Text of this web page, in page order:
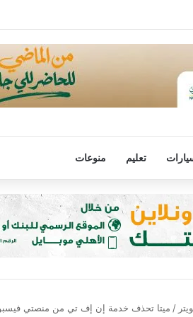
تعليم منوعات
/ ميتا تحذف خدمة إن إف تي من منصتي